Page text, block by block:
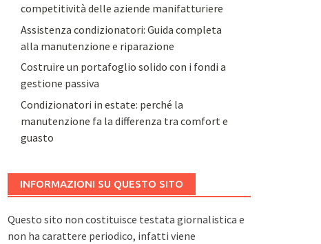
competitività delle aziende manifatturiere
Assistenza condizionatori: Guida completa
alla manutenzione e riparazione
Costruire un portafoglio solido con i fondi a
gestione passiva
Condizionatori in estate: perché la
manutenzione fa la differenza tra comfort e
guasto
INFORMAZIONI SU QUESTO SITO
Questo sito non costituisce testata giornalistica e
non ha carattere periodico, infatti viene